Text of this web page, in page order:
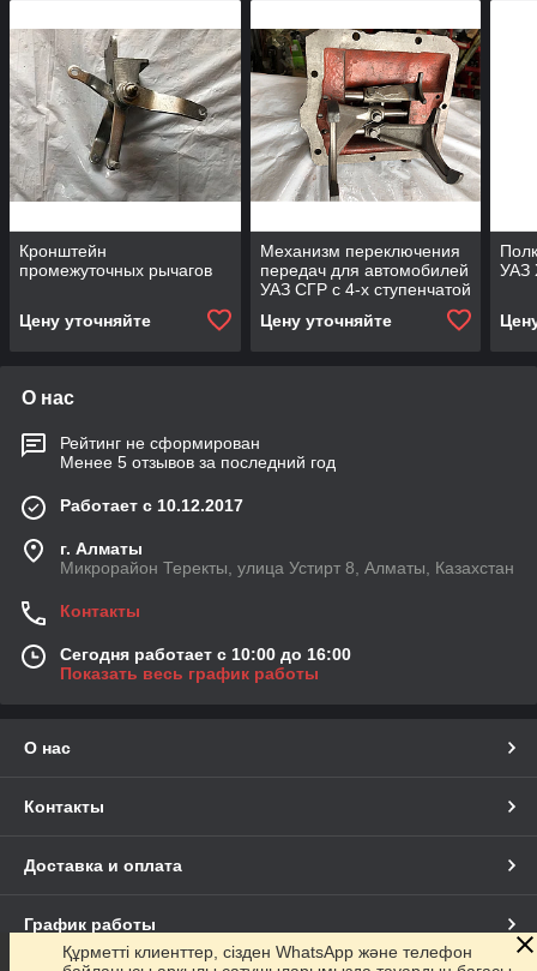
Кронштейн
промежуточных рычагов
Цену уточняйте
Механизм переключения
передач для автомобилей
УАЗ СГР с 4-х ступенчатой
Цену уточняйте
УАЗ
О нас
Рейтинг не сформирован
Менее 5 отзывов за последний год
Работает с 10.12.2017
г. Алматы
Микрорайон Теректы, улица Устирт 8, Алматы, Казахстан
Контакты
Сегодня работает с 10:00 до 16:00
Показать весь график работы
О нас
Контакты
Доставка и оплата
График работы
Құрметті клиенттер, сізден WhatsApp және телефон